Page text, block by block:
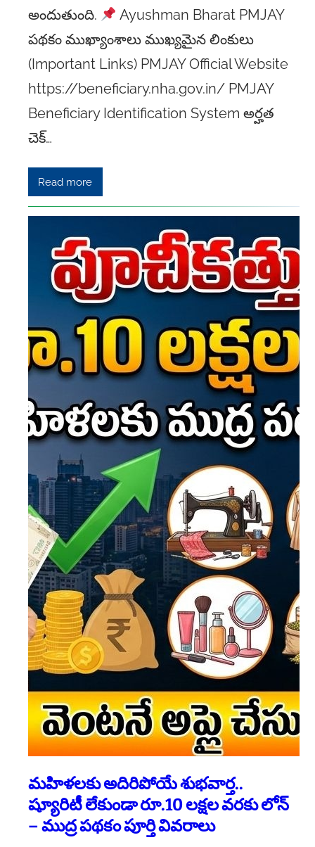
అందుతుంది.
Ayushman Bharat PMJAY
పథకం ముఖ్యాంశాలు ముఖ్యమైన లింకులు
(Important Links) PMJAY Official Website
https://beneficiary.nha.gov.in/ PMJAY
Beneficiary Identification System అర్హత
చెక్…
Read more
మహిళలకు అదిరిపోయే శుభవార్త..
ష్యూరిటీ లేకుండా రూ.10 లక్షల వరకు లోన్
– ముద్ర పథకం పూర్తి వివరాలు